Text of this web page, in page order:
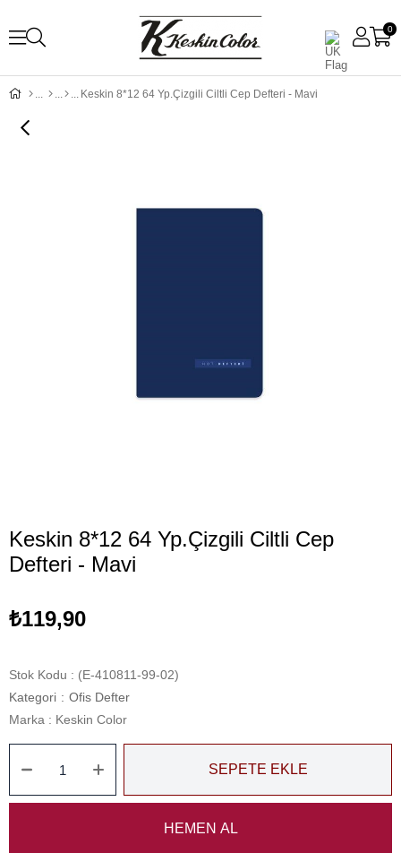
0
Keskin 8*12 64 Yp.Çizgili Ciltli Cep Defteri - Mavi
Keskin 8*12 64 Yp.Çizgili Ciltli Cep
Defteri - Mavi
₺119,90
Stok Kodu
(E-410811-99-02)
Kategori : Ofis Defter
Marka : Keskin Color